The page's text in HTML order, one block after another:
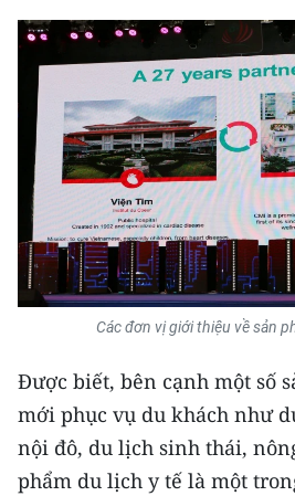
Media Thế giới
Media Thể thao
Media Giáo dục
Media Y tế
Media Khoa học - Công nghệ
Media Môi trường
Ảnh
TIN MỚI
TIN ĐỊA PHƯƠNG
Các đơn vị giới thiệu về sản
Được biết, bên cạnh một số
mới phục vụ du khách như
nội đô, du lịch sinh thái,
phẩm du lịch y tế là một